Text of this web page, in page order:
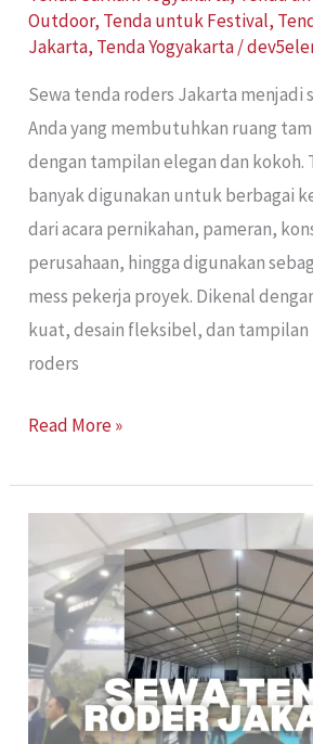
Outdoor, Tenda untuk Festival,
Jakarta, Tenda Yogyakarta/
Sewa tenda roders Jakarta menjadi
Anda yang membutuhkan ruang
dengan tampilan elegan dan kokoh.
banyak digunakan untuk berbagai
dari acara pernikahan, pameran,
perusahaan, hingga digunakan
mess pekerja proyek. Dikenal
kuat, desain fleksibel, dan
roders
Read More »
Tenda
Roder
Jakarta